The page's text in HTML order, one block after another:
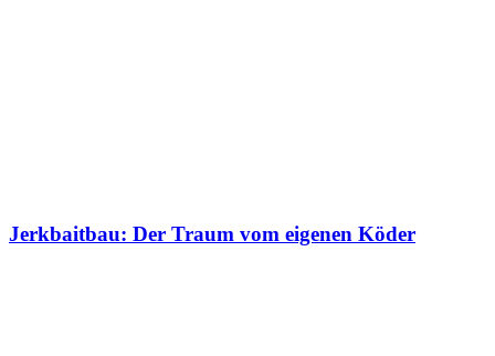
Jerkbaitbau: Der Traum vom eigenen Köder